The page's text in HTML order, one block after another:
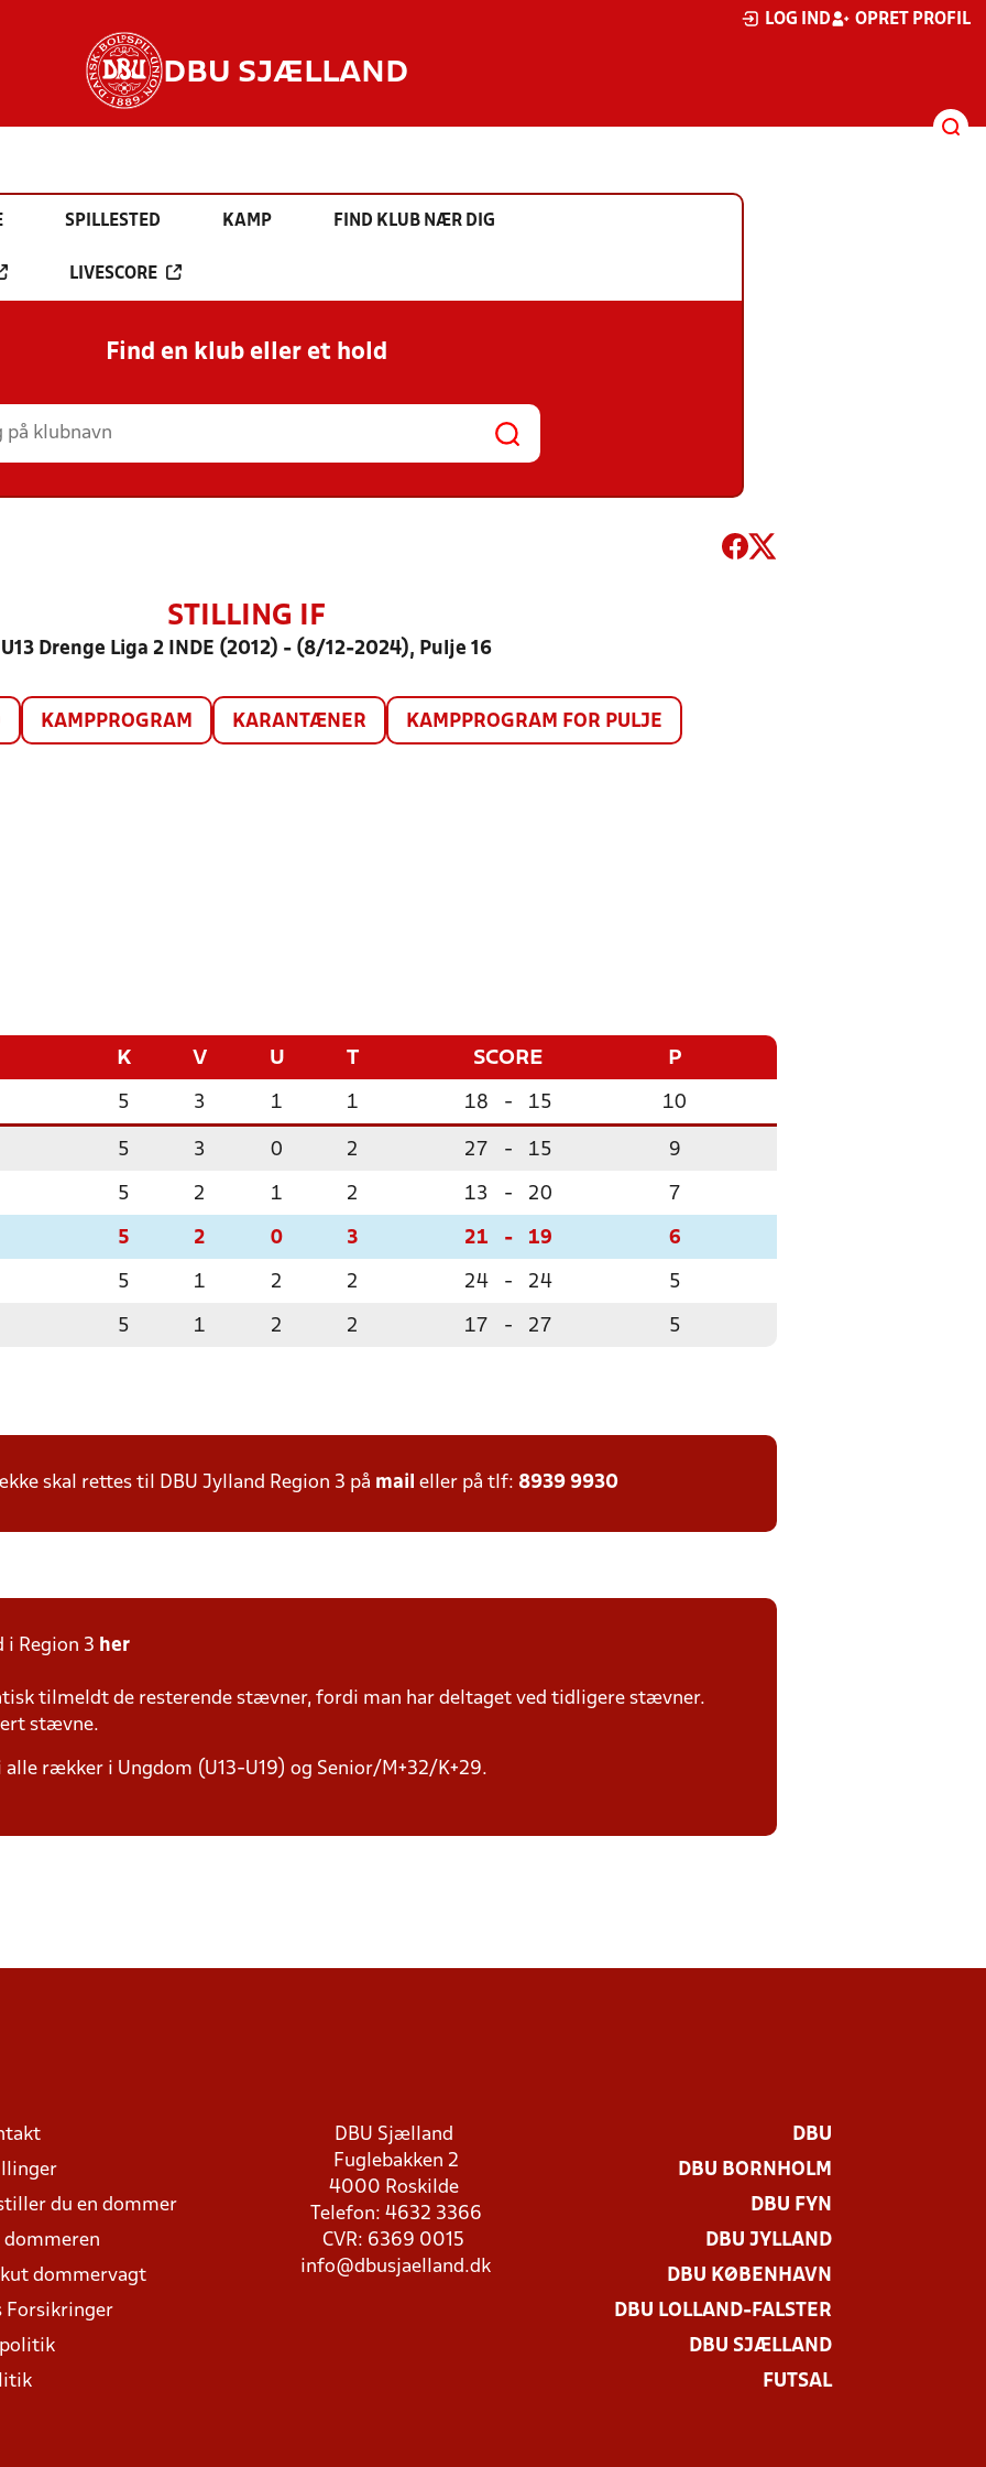
LOG IND OPRET PROFIL
DBU SJÆLLAND
SPILLESTED KAMP FIND KLUB NÆR DIG
LIVESCORE
Find en klub eller et hold
STILLING IF
U13 Drenge Liga 2 INDE (2012) - (8/12-2024), Pulje 16
KAMPPROGRAM KARANTÆNER KAMPPROGRAM FOR PULJE
K V U T SCORE P
5 3 1 1 18 - 15 10
5 3 0 2 27 - 15 9
5 2 1 2 13 - 20 7
5 2 0 3 21 - 19 6
5 1 2 2 24 - 24 5
5 1 2 2 17 - 27 5
skal rettes til DBU Jylland Region 3 på mail eller på tlf: 8939 9930
i Region 3 her
tilmeldt de resterende stævner, fordi man har deltaget ved tidligere stævner.
stævne.
rækker i Ungdom (U13-U19) og Senior/M+32/K+29.
du en dommer
dommeren
dommervagt
Forsikringer
DBU Sjælland
Fuglebakken 2
4000 Roskilde
Telefon: 4632 3366
CVR: 6369 0015
info@dbusjaelland.dk
DBU
DBU BORNHOLM
DBU FYN
DBU JYLLAND
DBU KØBENHAVN
DBU LOLLAND-FALSTER
DBU SJÆLLAND
FUTSAL